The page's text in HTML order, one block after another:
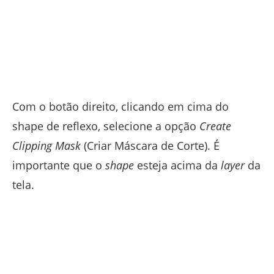
Com o botão direito, clicando em cima do
shape de reflexo, selecione a opção Create
Clipping Mask (Criar Máscara de Corte). É
importante que o shape esteja acima da layerda
tela.